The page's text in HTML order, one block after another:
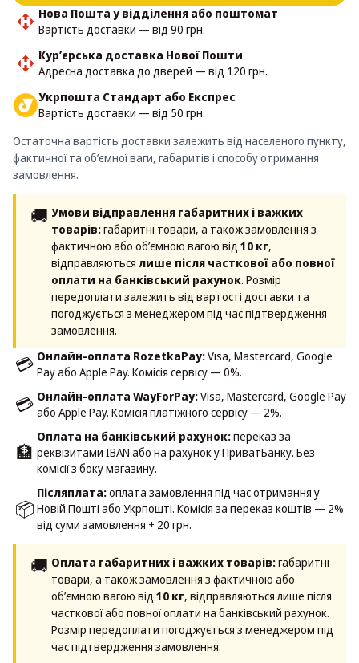
Нова Пошта у відділення або поштомат
Вартість доставки — від 90 грн.
Кур’єрська доставка Нової Пошти
Адресна доставка до дверей — від 120 грн.
Укрпошта Стандарт або Експрес
Вартість доставки — від 50 грн.
Остаточна вартість доставки залежить від населеного пункту,
фактичної та об’ємної ваги, габаритів і способу отримання
замовлення.
🚚 Умови відправлення габаритних і важких
товарів:габаритні товари, а також замовлення з
фактичною або об’ємною вагою від 10 кг,
відправляються лише після часткової або повної
оплати на банківський рахунок. Розмір
передоплати залежить від вартості доставки та
погоджується з менеджером під час підтвердження
замовлення.
💳 Онлайн-оплата RozetkaPay:Visa, Mastercard, Google
Pay або Apple Pay. Комісія сервісу — 0%.
💳 Онлайн-оплата WayForPay:Visa, Mastercard, Google Pay
або Apple Pay. Комісія платіжного сервісу — 2%.
🏦
Оплата на банківський рахунок:переказ за
реквізитами IBAN або на рахунок у ПриватБанку. Без
комісії з боку магазину.
📦
Післяплата:оплата замовлення під час отримання у
Новій Пошті або Укрпошті. Комісія за переказ коштів — 2%
від суми замовлення + 20 грн.
🚚 Оплата габаритних і важких товарів:габаритні
товари, а також замовлення з фактичною або
об’ємною вагою від 10 кг, відправляються лише після
часткової або повної оплати на банківський рахунок.
Розмір передоплати погоджується з менеджером під
час підтвердження замовлення.